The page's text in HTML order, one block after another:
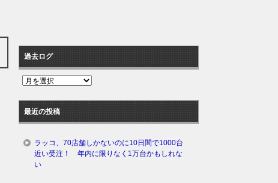
過去ログ
過
ロ
グ
最近の投稿
ラッコ、70店舗しかないのに10日間で1000台
近い受注！ 年内に限りなく1万台かもしれな
い